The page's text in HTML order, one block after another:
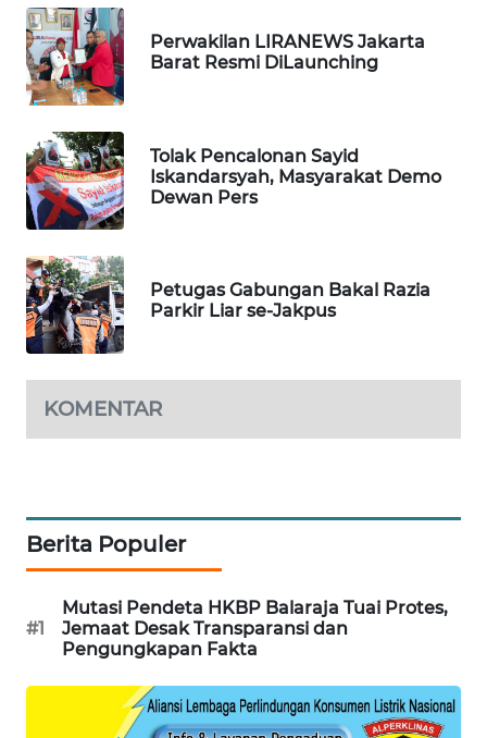
Perwakilan LIRANEWS Jakarta
Barat Resmi DiLaunching
Tolak Pencalonan Sayid
Iskandarsyah, Masyarakat Demo
Dewan Pers
Petugas Gabungan Bakal Razia
Parkir Liar se-Jakpus
KOMENTAR
Berita Populer
#1
Mutasi Pendeta HKBP Balaraja Tuai Protes,
Jemaat Desak Transparansi dan
Pengungkapan Fakta
UTARA
WN
SAMOSIR
WN
PADANG
LAWAS
WN
SUMEDANG
WN
WN
KEPULAUAN
WN
TANGERANG
WN
BINJAI
WN